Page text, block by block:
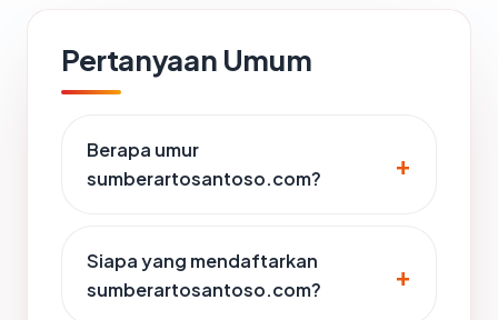
Pertanyaan Umum
Berapa umur
sumberartosantoso.com?
Siapa yang mendaftarkan
sumberartosantoso.com?